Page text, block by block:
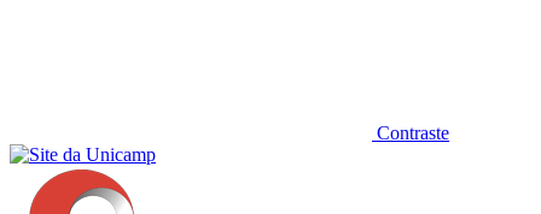
Contraste